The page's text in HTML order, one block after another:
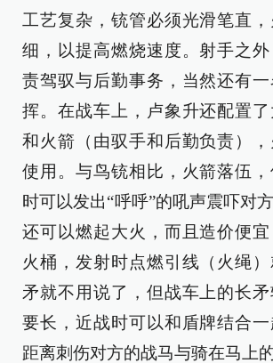
工艺复杂，铳管必须光滑笔直
细，以提高燃烧速度。射手之
责驾驭与后勤事务，当然还有
挥。在战车上，卢象升还配置
和火箭（由驭手和后勤负责）
使用。与鸟铳相比，火箭落伍
时可以发出“呼呼”的吼声震吓对
还可以燃起大火，而且造价便
火桶，发射时点燃引线（火绳
矛就不用说了，但战车上的长
要长，近战时可以和盾牌结合
距离刺伤对方的战马与骑在马上的